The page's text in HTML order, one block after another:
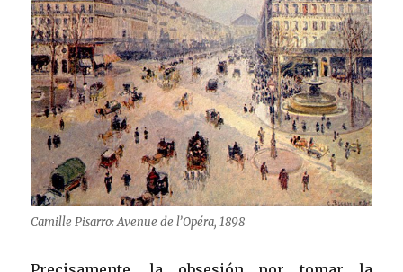
Camille Pisarro: Avenue de l’Opéra, 1898